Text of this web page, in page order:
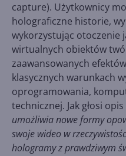
capture). Użytkownicy
holograficzne historie,
wykorzystując otoczenie
wirtualnych obiektów
zaawansowanych
klasycznych warunkach
oprogramowania,
technicznej. Jak głosi
umożliwia nowe formy
swoje wideo w
hologramy z prawdziwym